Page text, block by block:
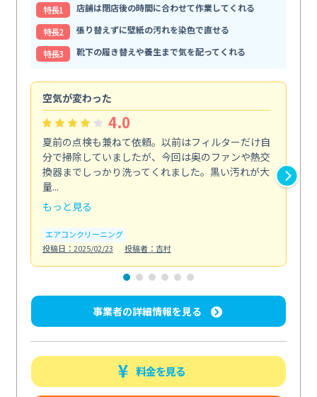
特⻑1
店舗は閉店後の時間に合わせて作業してくれる
特⻑2
張り替えずに壁紙の汚れを染色で直せる
特⻑3
靴下の履き替えや養生まで気を配ってくれる
空気が変わった
4.0
夏前の点検も兼ねて依頼。以前はフィルターだけ自
分で掃除していましたが、今回は奥のファンや熱交
換器までしっかり洗ってくれました。黒い汚れが大
量...
もっと見る
エアコンクリーニング
投稿日：2025/02/23
投稿者：吉村
事業者の詳細情報を見る
料金を見る